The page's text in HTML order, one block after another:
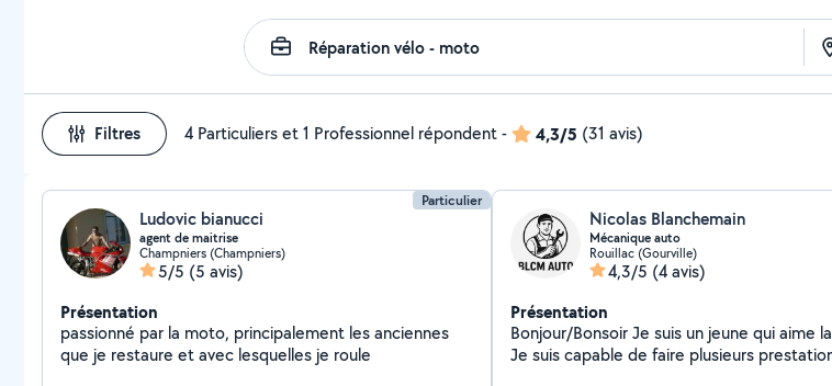
Filtres 4 Particuliers et 1 Professionnel répondent- 4,3/5 (31 avis)
Particulier
Ludovic bianucci
agent de maitrise
Champniers (Champniers)
5/5 (5 avis)
Présentation
passionné par la moto, principalement les anciennes
que je restaure et avec lesquelles je roule
Nicolas Blanchemain
Mécanique auto
Rouillac (Gourville)
4,3/5 (4 avis)
Présentation
Bonjour/Bonsoir Je suis un jeune qui aime la mécanique.
Je suis capable de faire plusieurs